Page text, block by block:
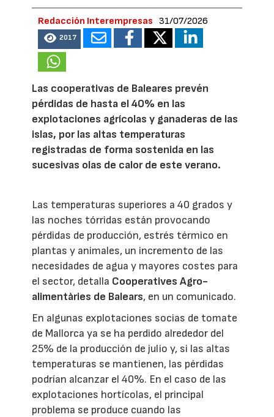
Redacción Interempresas 31/07/2026
2017
Las cooperativas de Baleares prevén
pérdidas de hasta el 40% en las
explotaciones agrícolas y ganaderas de las
islas, por las altas temperaturas
registradas de forma sostenida en las
sucesivas olas de calor de este verano.
Las temperaturas superiores a 40 grados y
las noches tórridas están provocando
pérdidas de producción, estrés térmico en
plantas y animales, un incremento de las
necesidades de agua y mayores costes para
el sector, detalla Cooperatives Agro-
alimentàries de Balears, en un comunicado.
En algunas explotaciones socias de tomate
de Mallorca ya se ha perdido alrededor del
25% de la producción de julio y, si las altas
temperaturas se mantienen, las pérdidas
podrían alcanzar el 40%. En el caso de las
explotaciones hortícolas, el principal
problema se produce cuando las